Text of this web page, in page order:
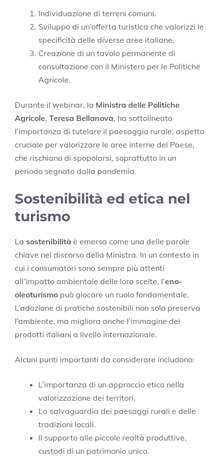
Individuazione di terreni comuni.
Sviluppo di un’offerta turistica che valorizzi le
specificità delle diverse aree italiane.
Creazione di un tavolo permanente di
consultazione con il Ministero per le Politiche
Agricole.
Durante il webinar, la Ministra delle Politiche
Agricole, Teresa Bellanova, ha sottolineato
l’importanza di tutelare il paesaggio rurale, aspetto
cruciale per valorizzare le aree interne del Paese,
che rischiano di spopolarsi, soprattutto in un
periodo segnato dalla pandemia.
Sostenibilità ed etica nel
turismo
La sostenibilità è emersa come una delle parole
chiave nel discorso della Ministra. In un contesto in
cui i consumatori sono sempre più attenti
all’impatto ambientale delle loro scelte, l’eno-
oleoturismo può giocare un ruolo fondamentale.
L’adozione di pratiche sostenibili non solo preserva
l’ambiente, ma migliora anche l’immagine dei
prodotti italiani a livello internazionale.
Alcuni punti importanti da considerare includono:
L’importanza di un approccio etico nella
valorizzazione dei territori.
La salvaguardia dei paesaggi rurali e delle
tradizioni locali.
Il supporto alle piccole realtà produttive,
custodi di un patrimonio unico.